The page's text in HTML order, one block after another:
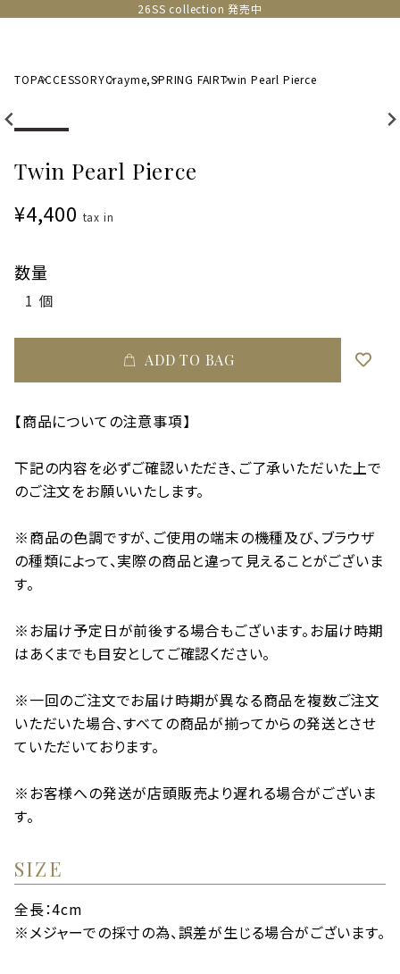
26SS collection 発売中
TOPACCESSORYCrayme,SPRING FAIRTwin Pearl Pierce
Twin Pearl Pierce
¥4,400 tax in
数量
ADD TO BAG
【商品についての注意事項】
下記の内容を必ずご確認いただき、ご了承いただいた上で
のご注文をお願いいたします。
※商品の色調ですが、ご使用の端末の機種及び、ブラウザ
の種類によって、実際の商品と違って見えることがございま
す。
※お届け予定日が前後する場合もございます。お届け時期
はあくまでも目安としてご確認ください。
※一回のご注文でお届け時期が異なる商品を複数ご注文
いただいた場合、すべての商品が揃ってからの発送とさせ
ていただいております。
※お客様への発送が店頭販売より遅れる場合がございま
す。
SIZE
全長：4cm
※メジャーでの採寸の為、誤差が生じる場合がございます。